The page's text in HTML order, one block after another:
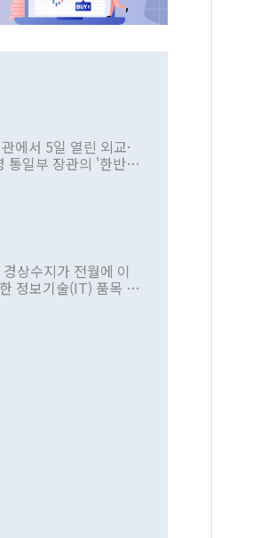
에서 5일 열린 외교·
통일부 장관의 '한반도
로 추진하겠다고 공
놨다. 그동안 정 장
있지만 대통령과 유
은 이례적이다. 정 장
소리도 높아지고 있
화만 되뇌는 것은
"이라고 말했다. 하
상수지가 전월에 이
정보기술(IT) 품목 수
수입은 644억8000만
증가했다. IT 품목
▲화공품